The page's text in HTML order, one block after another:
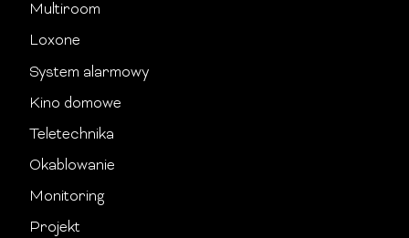
Multiroom
Loxone
System alarmowy
Kino domowe
Teletechnika
Okablowanie
Monitoring
Projekt